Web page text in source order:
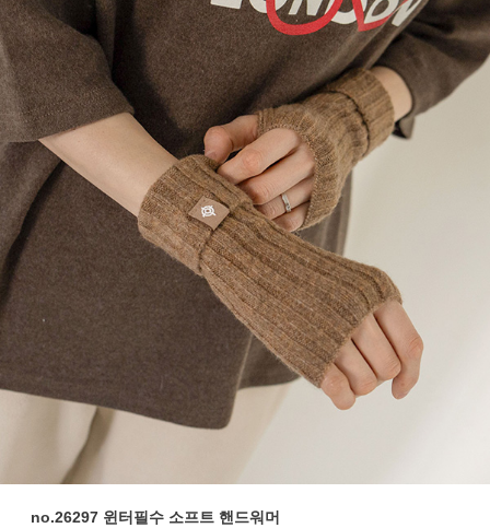
no.26297 윈터필수 소프트 핸드워머